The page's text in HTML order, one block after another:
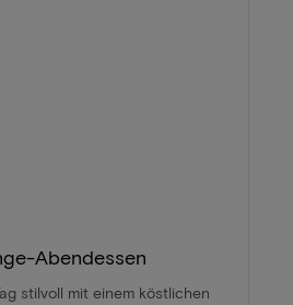
Abendessen
stilvoll mit einem köstlichen